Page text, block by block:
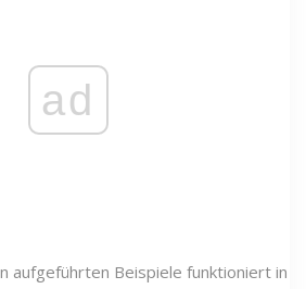
ad
aufgeführten Beispiele funktioniert in